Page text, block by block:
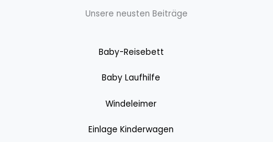
Unsere neusten Beiträge
Baby-Reisebett
Baby Laufhilfe
Windeleimer
Einlage Kinderwagen